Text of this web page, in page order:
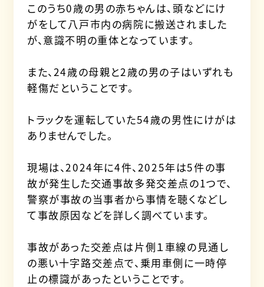
このうち0歳の男の赤ちゃんは、頭などにけ
がをして八戸市内の病院に搬送されました
が、意識不明の重体となっています。
また、24歳の母親と2歳の男の子はいずれも
軽傷だということです。
トラックを運転していた54歳の男性にけがは
ありませんでした。
現場は、2024年に4件、2025年は5件の事
故が発生した交通事故多発交差点の1つで、
警察が事故の当事者から事情を聴くなどし
て事故原因などを詳しく調べています。
事故があった交差点は片側１車線の見通し
の悪い十字路交差点で、乗用車側に一時停
止の標識があったということです。